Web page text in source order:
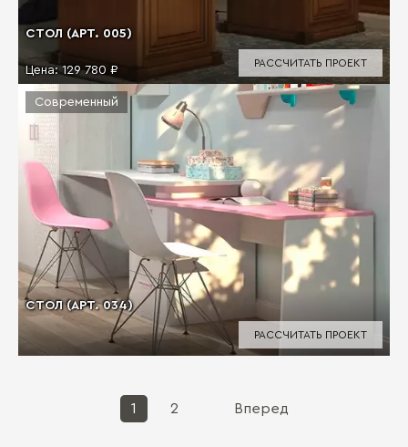
СТОЛ (АРТ. 005)
Цена:129 780 ₽
РАССЧИТАТЬ ПРОЕКТ
СТОЛ (АРТ. 034)
Современный
РАССЧИТАТЬ ПРОЕКТ
1 2 Вперед